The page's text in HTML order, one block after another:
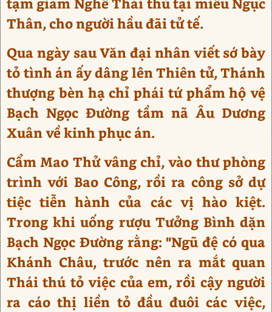
Thân, cho người hầu đãi tử tế.
Qua ngày sau Văn đại nhân viết sớ bày
tỏ tình án ấy dâng lên Thiên tử, Thánh
thượng bèn hạ chỉ phái tứ phẩm hộ vệ
Bạch Ngọc Đường tầm nã Âu Dương
Xuân về kinh phục án.
Cẩm Mao Thử vâng chỉ, vào thư phòng
trình với Bao Công, rồi ra công sở dự
tiệc tiễn hành của các vị hào kiệt.
Trong khi uống rượu Tưởng Bình dặn
Bạch Ngọc Đường rằng: "Ngũ đệ có qua
Khánh Châu, trước nên ra mắt quan
Thái thú tỏ việc của em, rồi cậy người
ra cáo thị liền tỏ đầu đuôi các việc,